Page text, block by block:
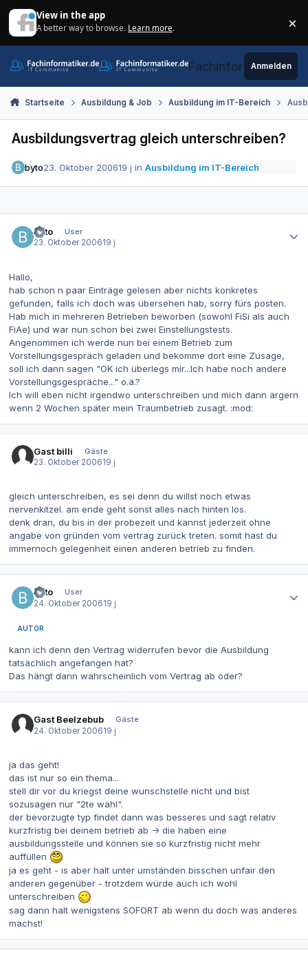
View in the app
A better way to browse. Learn more. ×
Fachinformatiker.de
Anmelden
Startseite Ausbildung & Job Ausbildung im IT-Bereich
Ausbildungsvertrag gleich unterschreiben?
byto23. Oktober 200619 j inAusbildung im IT-Bereich
byto
User
23. Oktober 200619 j
Hallo,
hab schon n paar Einträge gelesen aber nichts konkretes
gefunden, falls ich doch was übersehen hab, sorry fürs posten.
Hab mich in mehreren Betrieben beworben (sowohl FiSi als auch
FiAe) und war nun schon bei zwei Einstellungstests.
Angenommen ich werde nun bei einem Betrieb zum
Vorstellungsgespräch geladen und bekomme dort eine Zusage,
soll ich dann sagen "OK ich überlegs mir...Ich habe noch andere
Vorstellungsgespräche..." o.ä.?
Ich will eben nicht irgendwo unterschreiben und mich dann ärgern
wenn 2 Wochen später mein Traumbetrieb zusagt. :mod:
Gast billi
Gäste
23. Oktober 200619 j
gleich unterschreiben, es sei denn du willst noch etwas
nervenkitzel. am ende geht sonst alles nach hinten los.
denk dran, du bis in der probezeit und kannst jederzeit ohne
angabe von gründen vom vertrag zurück treten. somit hast du
immernoch gelegenheit einen anderen betrieb zu finden.
byto
User
24. Oktober 200619 j
AUTOR
kann ich denn den Vertrag widerrufen bevor die Ausbildung
tatsächlich angefangen hat?
Das hängt dann wahrscheinlich vom Vertrag ab oder?
Gast Beelzebub
Gäste
24. Oktober 200619 j
ja das geht!
das ist nur so ein thema...
stell dir vor du kriegst deine wunschstelle nicht und bist
sozusagen nur "2te wahl".
der bevorzugte typ findet dann was besseres und sagt relativ
kurzfristig bei deinem betrieb ab -> die haben eine
ausbildungsstelle und können sie so kurzfristig nicht mehr
auffüllen
ja es geht - is aber halt unter umständen bisschen unfair den
anderen gegenüber - trotzdem würde auch ich wohl
unterschreiben
sag dann halt wenigstens SOFORT ab wenn du doch was anderes
machst!